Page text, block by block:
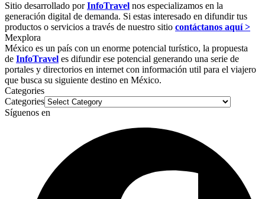
Sitio desarrollado porInfoTravel nos especializamos en la
generación digital de demanda. Si estas interesado en difundir tus
productos o servicios a través de nuestro sitio contáctanos aquí >
Mexplora
México es un país con un enorme potencial turístico, la propuesta
de InfoTravel es difundir ese potencial generando una serie de
portales y directorios en internet con información util para el viajero
que busca su siguiente destino en México.
Categories
Categories
Síguenos en